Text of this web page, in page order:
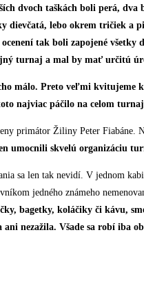
dvoch taškách boli perá, dva
lebo okrem tričiek a
tak boli zapojené
turnaj a mal by mať určitú
málo. Preto veľmi
najviac páčilo na celom
primátor Žiliny Peter Fiabáne.
umocnili skvelú organizáciu
sa len tak nevidí. V jednom
jedného známeho
bagetky, koláčiky či kávu,
nezažila. Všade sa robí